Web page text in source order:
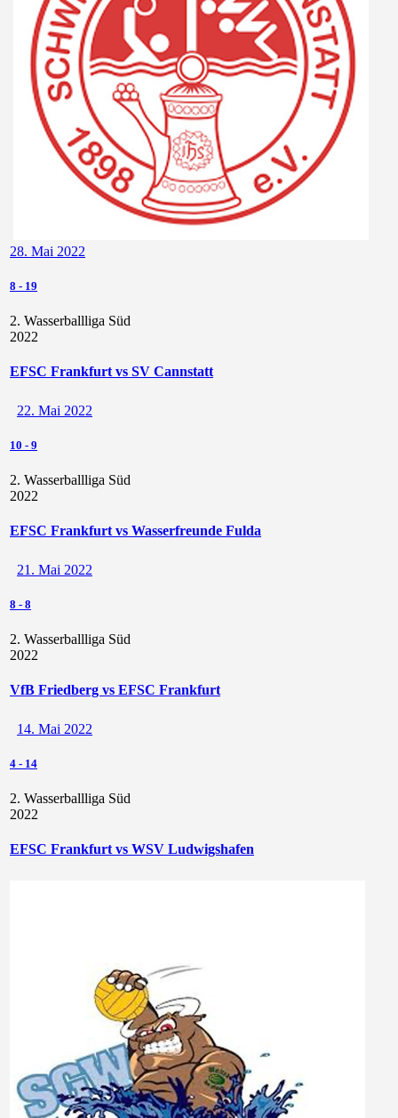
28. Mai 2022
8 - 19
2. Wasserballliga Süd
2022
EFSC Frankfurt vs SV Cannstatt
22. Mai 2022
10 - 9
2. Wasserballliga Süd
2022
EFSC Frankfurt vs Wasserfreunde Fulda
21. Mai 2022
8 - 8
2. Wasserballliga Süd
2022
VfB Friedberg vs EFSC Frankfurt
14. Mai 2022
4 - 14
2. Wasserballliga Süd
2022
EFSC Frankfurt vs WSV Ludwigshafen